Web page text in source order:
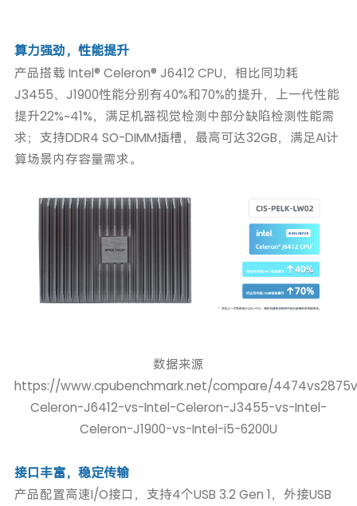
算力强劲，性能提升
产品搭载 Intel® Celeron® J6412 CPU，相比同功耗
J3455、J1900性能分别有40%和70%的提升，上一代性能
提升22%~41%，满足机器视觉检测中部分缺陷检测性能需
求；支持DDR4 SO-DIMM插槽，最高可达32GB，满足AI计
算场景内存容量需求。
数据来源
https://www.cpubenchmark.net/compare/
Celeron-J6412-vs-Intel-Celeron-J3455-vs-Intel-
Celeron-J1900-vs-Intel-i5-6200U
接口丰富，稳定传输
产品配置高速I/O接口，支持4个USB 3.2 Gen 1，外接USB